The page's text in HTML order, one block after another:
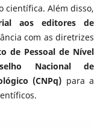
científica. Além disso,
aos editores de
com as diretrizes
de Pessoal de Nível
Nacional de
(CNPq) para a